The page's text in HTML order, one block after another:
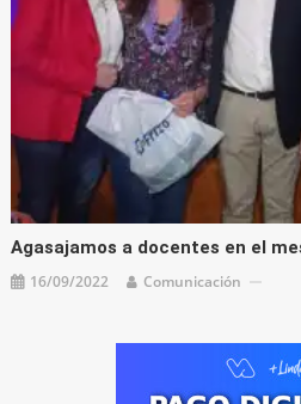
Agasajamos a docentes en el
16/09/2022 Comunicación